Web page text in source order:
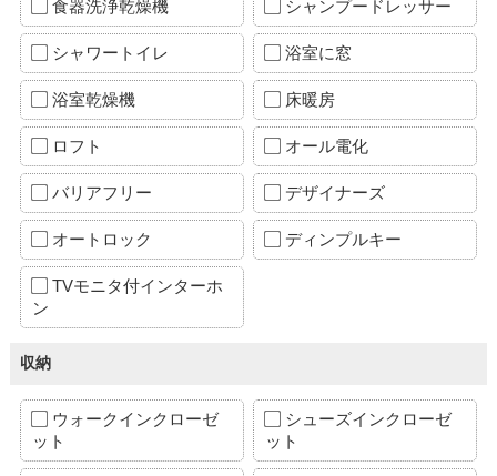
食器洗浄乾燥機 シャンプードレッサー
シャワートイレ 浴室に窓
浴室乾燥機 床暖房
ロフト オール電化
バリアフリー デザイナーズ
オートロック ディンプルキー
TVモニタ付インターホ
ン
収納
ウォークインクローゼ
ット
シューズインクローゼ
ット